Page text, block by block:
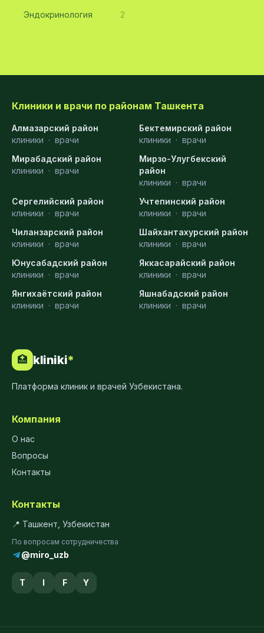
Эндокринология 2
Клиники и врачи по районам Ташкента
Алмазарский район
клиники · врачи
Бектемирский район
клиники · врачи
Мирабадский район
клиники · врачи
Мирзо-Улугбекский
район
клиники · врачи
Сергелийский район
клиники · врачи
Учтепинский район
клиники · врачи
Чиланзарский район
клиники · врачи
Шайхантахурский район
клиники · врачи
Юнусабадский район
клиники · врачи
Яккасарайский район
клиники · врачи
Янгихаётский район
клиники · врачи
Яшнабадский район
клиники · врачи
🏥 kliniki*
Платформа клиник и врачей Узбекистана.
Компания
О нас
Вопросы
Контакты
Контакты
📍 Ташкент, Узбекистан
По вопросам сотрудничества
@miro_uzb
T I F Y